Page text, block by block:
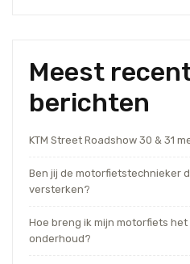
Meest
berichten
KTM Street Roadshow 30 & 31
Ben jij de motorfietstechnieker
versterken?
Hoe breng ik mijn motorfiets
onderhoud?